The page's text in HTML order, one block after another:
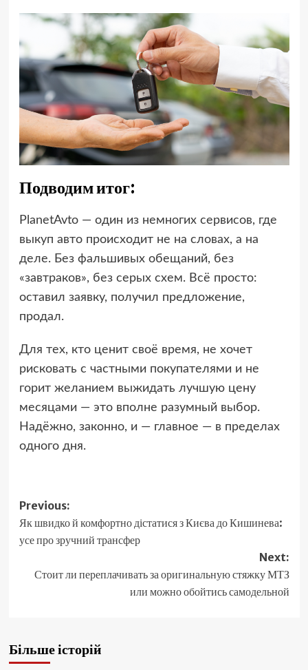
Подводим итог:
PlanetAvto — один из немногих сервисов, где
выкуп авто происходит не на словах, а на
деле. Без фальшивых обещаний, без
«завтраков», без серых схем. Всё просто:
оставил заявку, получил предложение,
продал.
Для тех, кто ценит своё время, не хочет
рисковать с частными покупателями и не
горит желанием выжидать лучшую цену
месяцами — это вполне разумный выбор.
Надёжно, законно, и — главное — в пределах
одного дня.
Post
navigation
Previous:
Як швидко й комфортно дістатися з Києва до Кишинева:
усе про зручний трансфер
Next:
Стоит ли переплачивать за оригинальную стяжку МТЗ
или можно обойтись самодельной
Більше історій